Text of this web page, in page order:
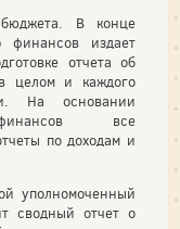
бюджета. В конце
финансов издает
отчета об
целом и каждого
На основании
все
по доходам и
уполномоченный
сводный отчет о